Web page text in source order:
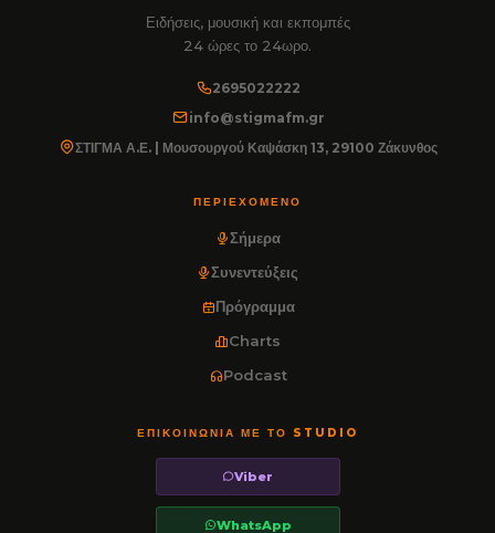
Ειδήσεις, μουσική και εκπομπές
24 ώρες το 24ωρο.
2695022222
info@stigmafm.gr
ΣΤΙΓΜΑ Α.Ε. | Μουσουργού Καψάσκη 13, 29100 Ζάκυνθος
ΠΕΡΙΕΧΌΜΕΝΟ
Σήμερα
Συνεντεύξεις
Πρόγραμμα
Charts
Podcast
ΕΠΙΚΟΙΝΩΝΊΑ ΜΕ ΤΟ STUDIO
Viber
WhatsApp